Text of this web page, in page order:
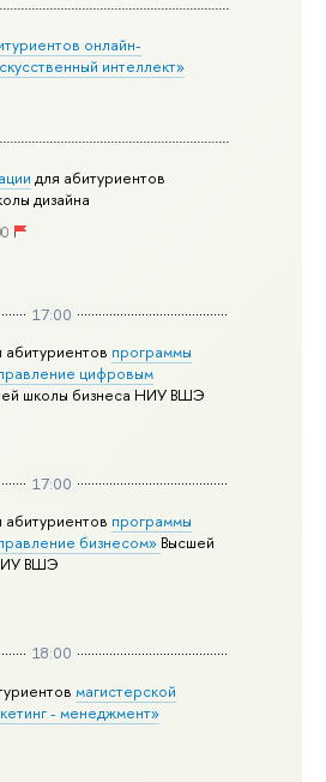
онлайн-
интеллект»
для абитуриентов
дизайна
17:00
абитуриентов программы
цифровым
школы бизнеса НИУ ВШЭ
17:00
абитуриентов программы
бизнесом» Высшей
ВШЭ
18:00
магистерской
- менеджмент»